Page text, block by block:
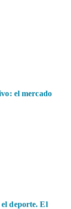
el mercado
deporte. El